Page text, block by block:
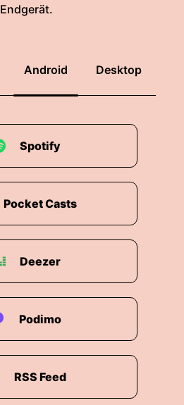
Endgerät.
Android Desktop
Spotify
Pocket Casts
Deezer
Podimo
RSS Feed